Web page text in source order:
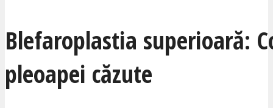
Blefaroplastia superioară:
pleoapei căzute